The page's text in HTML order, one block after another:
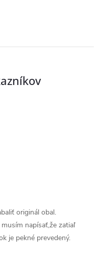
originál obal.
napísať,že zatiaľ
je pekné prevedený.